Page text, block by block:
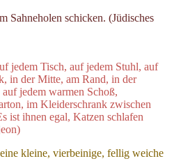
Sahneholen schicken. (Jüdisches
jedem Tisch, auf jedem Stuhl, auf
in der Mitte, am Rand, in der
jedem warmen Schoß,
im Kleiderschrank zwischen
ist ihnen egal, Katzen schlafen
kleine, vierbeinige, fellig weiche